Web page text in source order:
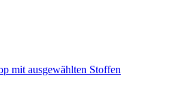
mit ausgewählten Stoffen